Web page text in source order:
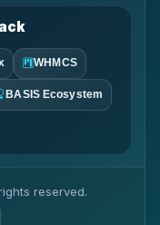
WHMCS
BASIS Ecosystem
reserved.